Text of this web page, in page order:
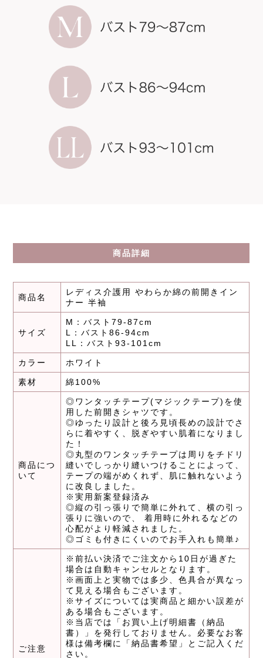
商品詳細
商品名
レディス介護用 やわらか綿の前開きイン
ナー 半袖
サイズ
M：バスト79-87cm
L：バスト86-94cm
LL：バスト93-101cm
カラー ホワイト
素材 綿100%
商品につ
いて
◎ワンタッチテープ(マジックテープ)を使
用した前開きシャツです。
◎ゆったり設計と後ろ見頃長めの設計でさ
らに着やすく、脱ぎやすい肌着になりまし
た！
◎丸型のワンタッチテープは周りをチドリ
縫いでしっかり縫いつけることによって、
テープの端がめくれず、肌に触れないよう
に改良しました。
※実用新案登録済み
◎縦の引っ張りで簡単に外れて、横の引っ
張りに強いので、 着用時に外れるなどの
心配がより軽減されました。
◎ゴミも付きにくいのでお手入れも簡単♪
ご注意
※前払い決済でご注文から10日が過ぎた
場合は自動キャンセルとなります。
※画面上と実物では多少、色具合が異なっ
て見える場合もございます。
※サイズについては実商品と細かい誤差が
ある場合もございます。
※当店では「お買い上げ明細書（納品
書）」を発行しておりません。必要なお客
様は備考欄に「納品書希望」とご記入くだ
さい。